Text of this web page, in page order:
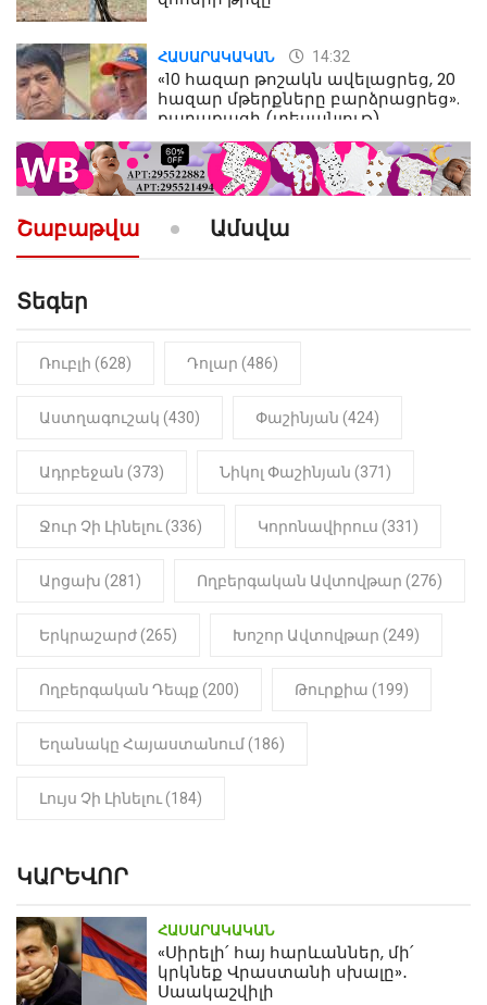
ՀԱՍԱՐԱԿԱԿԱՆ 14:32
«10 հազար թոշակն ավելացրեց, 20
հազար մթերքները բարձրացրեց».
քաղաքացի (տեսանյութ)
ՔԱՂԱՔԱԿԱՆ 10:52
«Լեզվիդ տալու փոխարեն
արտաբերիր այս երկու
նախադասությունը»․ Իշխան
Նիկոլ Փաշինյան
ԻՐԱԴԱՐՁԱՅԻՆ 22:01
մանկապղծության համար
մարմինը
Շաբաթվա Ամսվա
Տեգեր
Ռուբլի (628) Դոլար (486)
Աստղագուշակ (430) Փաշինյան (424)
Ադրբեջան (373) Նիկոլ Փաշինյան (371)
Ջուր Չի Լինելու (336) Կորոնավիրուս (331)
Արցախ (281) Ողբերգական Ավտովթար (276)
Երկրաշարժ (265) Խոշոր Ավտովթար (249)
Ողբերգական Դեպք (200) Թուրքիա (199)
Եղանակը Հայաստանում (186)
Լույս Չի Լինելու (184)
ԿԱՐԵՎՈՐ
ՀԱՍԱՐԱԿԱԿԱՆ
«Սիրելի՛ հայ հարևաններ, մի՛
կրկնեք Վրաստանի սխալը»․
Սաակաշվիլի